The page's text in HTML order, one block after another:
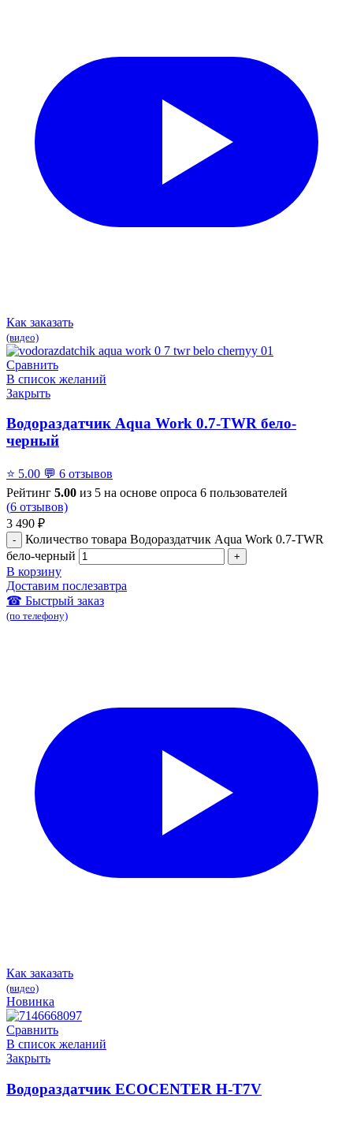
Как заказать
(видео)
Сравнить
В список желаний
Закрыть
Водораздатчик Aqua Work 0.7-TWR бело-
черный
⭐ 5.00 💬 6 отзывов
Рейтинг 5.00 из 5 на основе опроса 6 пользователей
(6 отзывов)
3 490 ₽
Количество товара Водораздатчик Aqua Work 0.7-TWR
бело-черный
В корзину
Доставим послезавтра
☎ Быстрый заказ
(по телефону)
Как заказать
(видео)
Новинка
Сравнить
В список желаний
Закрыть
Водораздатчик ECOCENTER H-T7V